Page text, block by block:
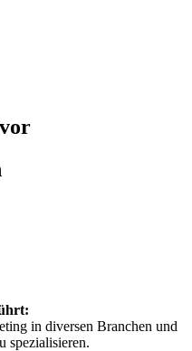
in diversen Branchen und
spezialisieren.